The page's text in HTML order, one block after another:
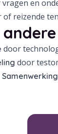
en
reizende
door
door